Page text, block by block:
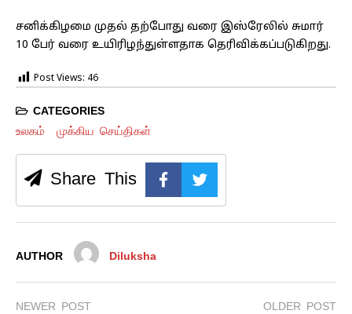
சனிக்கிழமை முதல் தற்போது வரை இஸ்ரேலில் சுமார்
10 பேர் வரை உயிரிழந்துள்ளதாக தெரிவிக்கப்படுகிறது.
Post Views: 46
CATEGORIES
உலகம் முக்கிய செய்திகள்
Share This
AUTHOR Diluksha
NEWER POST OLDER POST